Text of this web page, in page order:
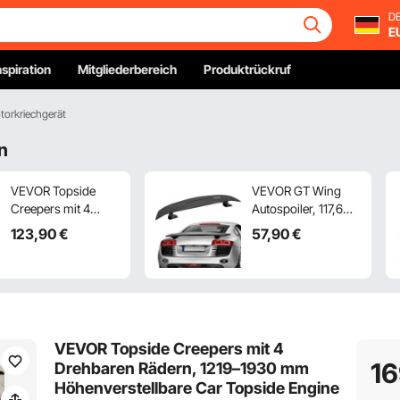
Mitgliederbereich Produktrückruf
VEVOR Topside
Creepers mit 4
Drehbaren Rädern,
1160–1685 mm
Notfallreparatur und
Flottenwartung
Schwarz
123,90€
VEVOR GT Wing
Autospoiler, 117,6
cm
Universalspoiler,
Heckspoilerflügel,
Racing Spoiler
BGW/JDM Drift
57,90€
VEVOR Topside Creepers mit 4
Drehbaren Rädern, 1219–1930 mm
Höhenverstellbare Car Topside Engine